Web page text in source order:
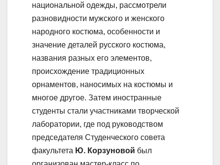
национальной одежды, рассмотрели
разновидности мужского и женского
народного костюма, особенности и
значение деталей русского костюма,
названия разных его элементов,
происхождение традиционных
орнаментов, наносимых на костюмы и
многое другое. Затем иностранные
студенты стали участниками творческой
лаборатории, где под руководством
председателя Студенческого совета
факультета Ю. Корзуновой был